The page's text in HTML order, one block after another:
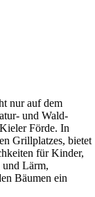
nur auf dem
und Wald-
Förde. In
Grillplatzes, bietet
für Kinder,
und Lärm,
Bäumen ein